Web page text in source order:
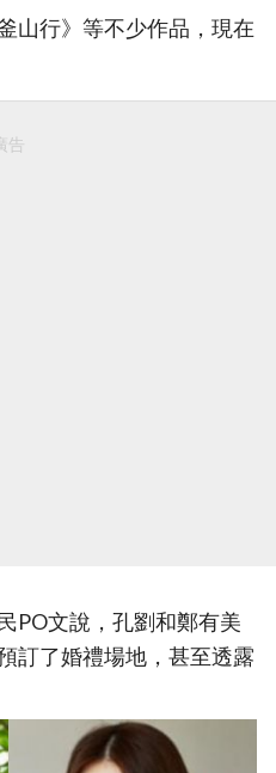
山行》等不少作品，現在
告
PO文說，孔劉和鄭有美
訂了婚禮場地，甚至透露